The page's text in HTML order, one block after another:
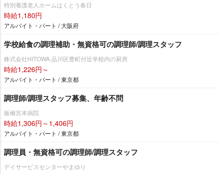
特別養護老人ホームはくとう春日
時給1,180円
アルバイト・パート / 大阪府
学校給食の調理補助・無資格可の調理師/調理スタッフ
株式会社HITOWA 品川区豊町付近学校内の厨房
時給1,226円～
アルバイト・パート / 東京都
調理師/調理スタッフ募集、年齢不問
板橋宮本病院
時給1,306円～1,406円
アルバイト・パート / 東京都
調理員・無資格可の調理師/調理スタッフ
デイサービスセンターやまゆり